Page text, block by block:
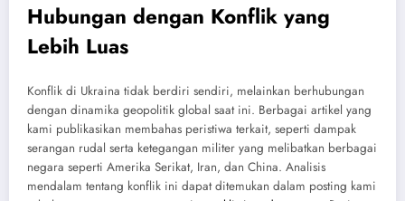
Hubungan dengan Konflik yang
Lebih Luas
Konflik di Ukraina tidak berdiri sendiri, melainkan berhubungan
dengan dinamika geopolitik global saat ini. Berbagai artikel yang
kami publikasikan membahas peristiwa terkait, seperti dampak
serangan rudal serta ketegangan militer yang melibatkan berbagai
negara seperti Amerika Serikat, Iran, dan China. Analisis
mendalam tentang konflik ini dapat ditemukan dalam posting kami